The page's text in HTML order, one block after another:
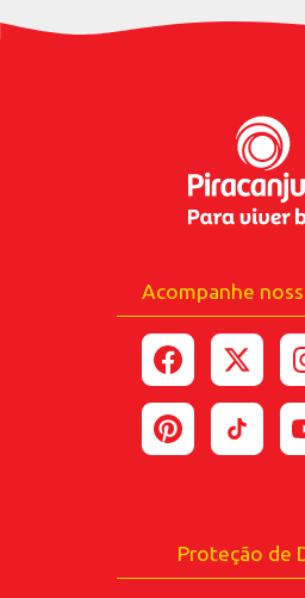
Sobrenome
*Ao enviar esse formulário,
anos ou mais.
*Estou de acordo com a
fornecidos para as
ENVIAR
Acompanhe
Proteção de